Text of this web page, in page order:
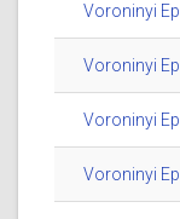
Voroninyi
Voroninyi
Voroninyi
Voroninyi